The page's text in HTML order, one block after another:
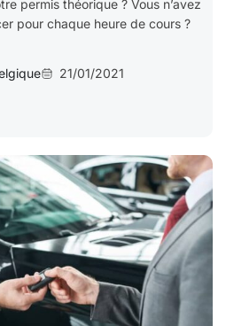
permis théorique ? Vous n’avez
pour chaque heure de cours ?
21/01/2021